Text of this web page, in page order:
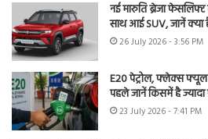
नई मारुति ब्रेजा
साथ आई SUV, जानें
26 July 2026 - 3:56 PM
E20 पेट्रोल, फ्लेक्स फ्यूल
पहले जानें किसमें है
23 July 2026 - 7:41 PM